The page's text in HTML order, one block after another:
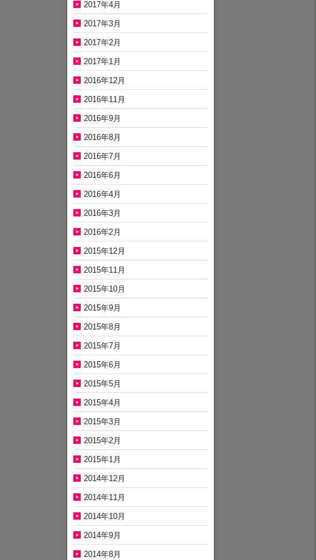
2017年4月
2017年3月
2017年2月
2017年1月
2016年12月
2016年11月
2016年9月
2016年8月
2016年7月
2016年6月
2016年4月
2016年3月
2016年2月
2015年12月
2015年11月
2015年10月
2015年9月
2015年8月
2015年7月
2015年6月
2015年5月
2015年4月
2015年3月
2015年2月
2015年1月
2014年12月
2014年11月
2014年10月
2014年9月
2014年8月